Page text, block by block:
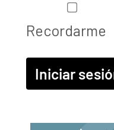
Recordarme